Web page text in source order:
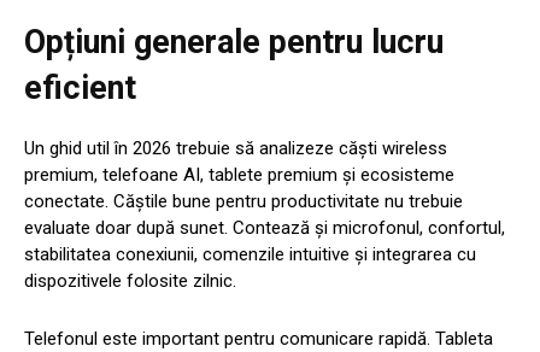
Opțiuni generale pentru lucru
eficient
Un ghid util în 2026 trebuie să analizeze căști wireless
premium, telefoane AI, tablete premium și ecosisteme
conectate. Căștile bune pentru productivitate nu trebuie
evaluate doar după sunet. Contează și microfonul, confortul,
stabilitatea conexiunii, comenzile intuitive și integrarea cu
dispozitivele folosite zilnic.
Telefonul este important pentru comunicare rapidă. Tableta